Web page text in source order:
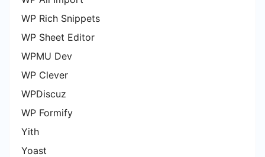
WP Rich Snippets
WP Sheet Editor
WPMU Dev
WP Clever
WPDiscuz
WP Formify
Yith
Yoast